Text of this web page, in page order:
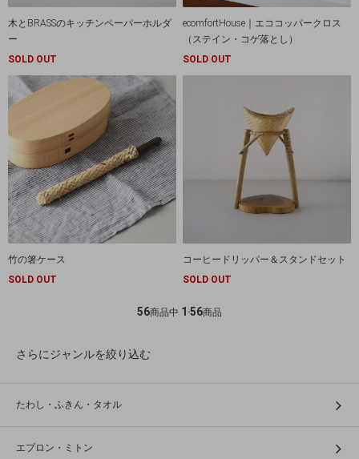
木とBRASSのキッチンペーパーホルダ
ー
SOLD OUT
ecomfortHouse｜エココッパークロス
（ステイン・コゲ落とし）
SOLD OUT
竹の箸ケース
SOLD OUT
コーヒードリッパー＆スタンドセット
SOLD OUT
56商品中 1 -56商品
さらにジャンルを絞り込む
たわし・ふきん・タオル
エプロン・ミトン